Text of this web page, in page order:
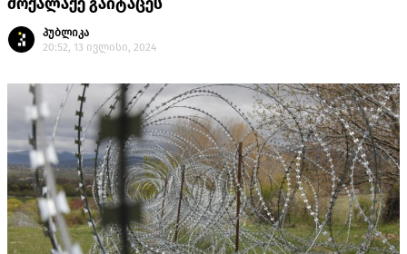
მოქალაქე გაიტაცეს
პუბლიკა
20:52, 13 ივლისი, 2024